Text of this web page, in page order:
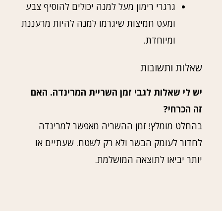
גרגרי רימון מעל למנה יכולים להוסיף צבע
ומעט חמיצות שיגרמו למנה להיות מרעננת
ומיוחדת.
שאלות ותשובות
יש לי שאלות לגבי זמן השריית המרינדה. האם
זה הכרחי?
בהחלט מומלץ! זמן ההשריה מאפשר למרינדה
לחדור לעומק הבשר ולא רק לשטח. שעתיים או
יותר יביאו לתוצאה המושלמת.